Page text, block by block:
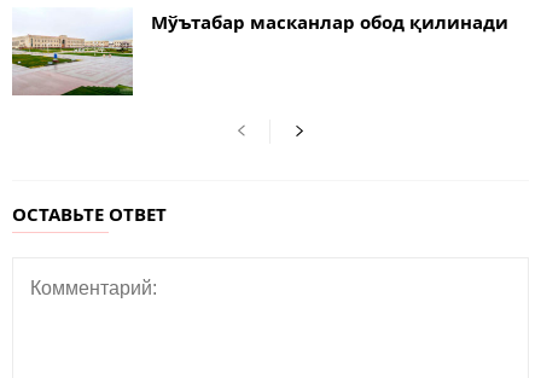
Мўътабар масканлар обод қилинади
ОСТАВЬТЕ ОТВЕТ